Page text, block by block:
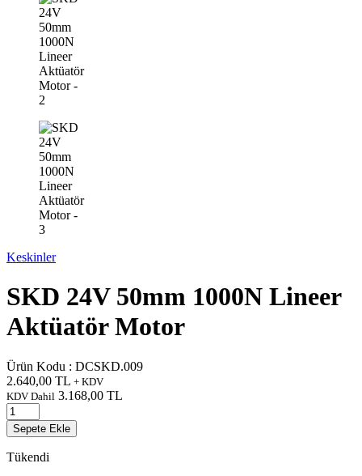
Keskinler
SKD 24V 50mm 1000N Lineer
Aktüatör Motor
Ürün Kodu : DCSKD.009
2.640,00 TL + KDV
KDV Dahil 3.168,00 TL
Sepete Ekle
Tükendi